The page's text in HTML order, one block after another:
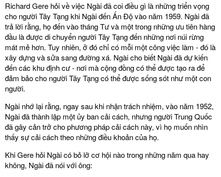
Richard Gere hỏi về việc Ngài đã coi điều gì là những triển vọng
cho người Tây Tạng khi Ngài đến Ấn Độ vào năm 1959. Ngài đã
trả lời rằng, họ đến vào tháng Tư và một trong những ưu tiên hàng
đầu là được di chuyển người Tây Tạng đến những nơi núi rừng
mát mẻ hơn. Tuy nhiên, ở đó chỉ có mỗi một công việc làm - đó là
xây dựng và sửa sang đường xá. Ngài cho biết Ngài đã dự kiến
đến các khu định cư - nơi mà cộng đồng có thể được tạo ra để
đảm bảo cho người Tây Tạng có thể được sống sót như một con
người.
Ngài nhớ lại rằng, ngay sau khi nhận trách nhiệm, vào năm 1952,
Ngài đã thành lập một ủy ban cải cách, nhưng người Trung Quốc
đã gây cản trở cho phương pháp cải cách này, vì họ muốn nhìn
thấy sự cải cách theo những điều khoản của họ.
Khi Gere hỏi Ngài có bỏ lỡ cơ hội nào trong những năm qua hay
không, Ngài đã nói với ông: